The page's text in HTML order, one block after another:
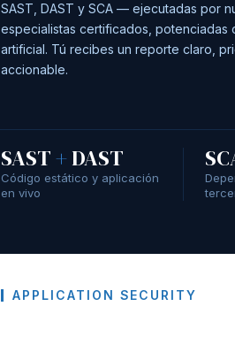
SAST, DAST y SCA — ejecutadas por
especialistas certificados, potenciadas
artificial. Tú recibes un reporte claro,
accionable.
SAST+DAST
Código estático y aplicación
en vivo
APPLICATION SECURITY